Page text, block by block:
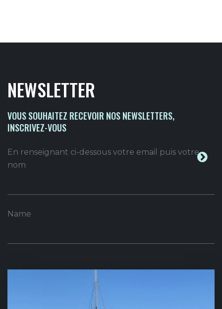
NEWSLETTER
VOUS SOUHAITEZ RECEVOIR NOS NEWSLETTERS,
INSCRIVEZ-VOUS
En renseignant ci-dessous votre email puis votre
nom
Name